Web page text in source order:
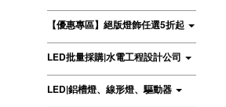
【優惠專區】絕版燈飾任選5折起
LED批量採購|水電工程設計公司
LED|鋁槽燈、線形燈、驅動器